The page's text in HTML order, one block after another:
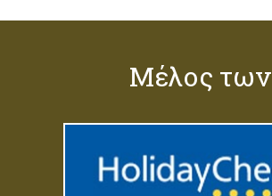
Μέλος των